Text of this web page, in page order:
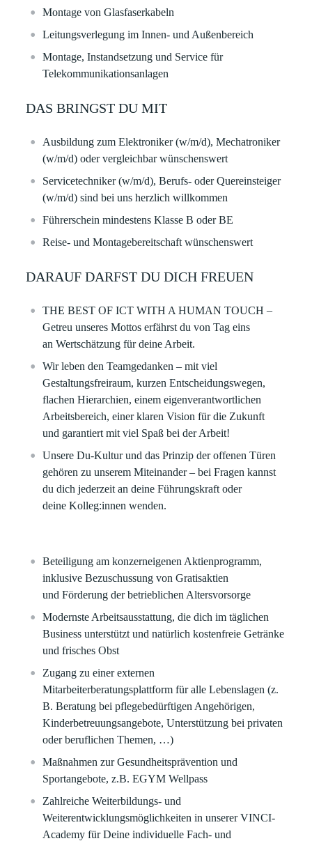
Montage von Glasfaserkabeln
Leitungsverlegung im Innen- und Außenbereich
Montage, Instandsetzung und Service für
Telekommunikationsanlagen
DAS BRINGST DU MIT
Ausbildung zum Elektroniker (w/m/d), Mechatroniker
(w/m/d) oder vergleichbar wünschenswert
Servicetechniker (w/m/d), Berufs- oder Quereinsteiger
(w/m/d) sind bei uns herzlich willkommen
Führerschein mindestens Klasse B oder BE
Reise- und Montagebereitschaft wünschenswert
DARAUF DARFST DU DICH FREUEN
THE BEST OF ICT WITH A HUMAN TOUCH –
Getreu unseres Mottos erfährst du von Tag eins
an Wertschätzung für deine Arbeit.
Wir leben den Teamgedanken – mit viel
Gestaltungsfreiraum, kurzen Entscheidungswegen,
flachen Hierarchien, einem eigenverantwortlichen
Arbeitsbereich, einer klaren Vision für die Zukunft
und garantiert mit viel Spaß bei der Arbeit!
Unsere Du-Kultur und das Prinzip der offenen Türen
gehören zu unserem Miteinander – bei Fragen kannst
du dich jederzeit an deine Führungskraft oder
deine Kolleg:innen wenden.
Beteiligung am konzerneigenen Aktienprogramm,
inklusive Bezuschussung von Gratisaktien
und Förderung der betrieblichen Altersvorsorge
Modernste Arbeitsausstattung, die dich im täglichen
Business unterstützt und natürlich kostenfreie Getränke
und frisches Obst
Zugang zu einer externen
Mitarbeiterberatungsplattform für alle Lebenslagen (z.
B. Beratung bei pflegebedürftigen Angehörigen,
Kinderbetreuungsangebote, Unterstützung bei privaten
oder beruflichen Themen, …)
Maßnahmen zur Gesundheitsprävention und
Sportangebote, z.B. EGYM Wellpass
Zahlreiche Weiterbildungs- und
Weiterentwicklungsmöglichkeiten in unserer VINCI-
Academy für Deine individuelle Fach- und